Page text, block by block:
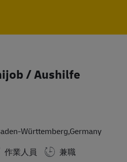
/ Aushilfe
Württemberg,Germany
作業人員
兼職